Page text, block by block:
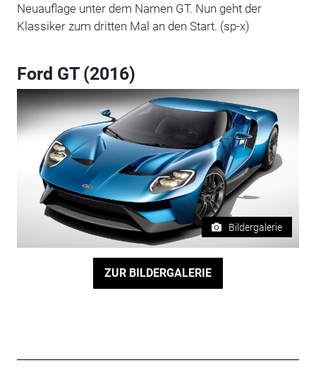
Neuauflage unter dem Namen GT. Nun geht der
Klassiker zum dritten Mal an den Start. (sp-x)
Ford GT (2016)
Bildergalerie
ZUR BILDERGALERIE